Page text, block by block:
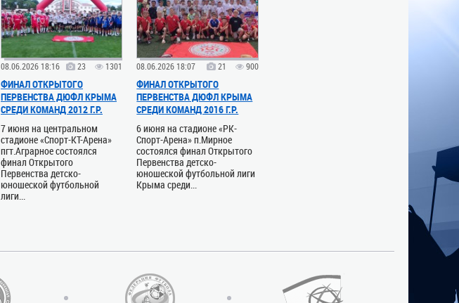
08.06.2026 18:16 23 1301
ФИНАЛ ОТКРЫТОГО
ПЕРВЕНСТВА ДЮФЛ КРЫМА
СРЕДИ КОМАНД 2012 Г.Р.
7 июня на центральном
стадионе «Спорт-КТ-Арена»
пгт.Аграрное состоялся
финал Открытого
Первенства детско-
юношеской футбольной
лиги...
08.06.2026 18:07 21 900
ФИНАЛ ОТКРЫТОГО
ПЕРВЕНСТВА ДЮФЛ КРЫМА
СРЕДИ КОМАНД 2016 Г.Р.
6 июня на стадионе «РК-
Спорт-Арена» п.Мирное
состоялся финал Открытого
Первенства детско-
юношеской футбольной лиги
Крыма среди...